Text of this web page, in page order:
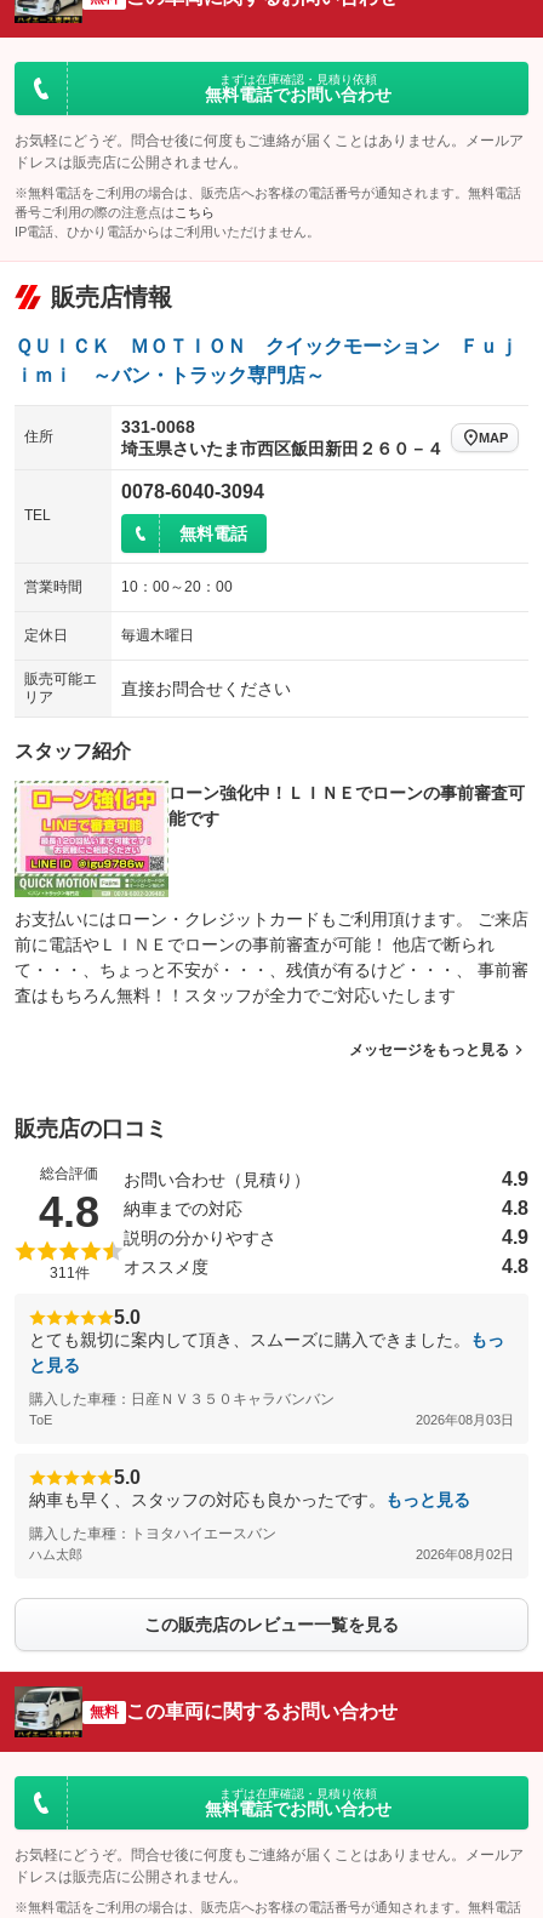
ダウンヒルアシストコントロール
パワーウィンドウ
：装備あり 盗難防止システム
：装備なし
：装備なし
USB入力端子
：装備なし
100V電源
：装備あり
：装備なし
レンタカーアップ
：装備なし
電動格納ミラー
：装備あり
：装備あり
革シート
：装備なし ハーフレザーシート
：装備あり
：装備あり ：装備あり
HID(キセノンライト)
バックカメラ
：装備あり
：装備あり ：装備あり
ローダウン
：装備なし
パワーシート
：装備なし 3列シート
：装備なし
ベンチシート フルフラットシート
チップアップシート
：装備なし
ウォークスルー
：装備なし
電動リアゲート
シートエアコン
サイドカメラ
：装備なし
エアサスペンション
：装備なし
まずは在庫確認・見積り依頼
無料電話でお問い合わせ
お気軽にどうぞ。問合せ後に何度もご連絡が届くことはありません。メールア
ドレスは販売店に公開されません。
※無料電話をご利用の場合は、販売店へお客様の電話番号が通知されます。無料電話
番号ご利用の際の注意点は こちら
IP電話、ひかり電話からはご利用いただけません。
販売店情報
ＱＵＩＣＫ ＭＯＴＩＯＮ クイックモーション Ｆｕｊ
ｉｍｉ ～バン・トラック専門店～
住所
331-0068
埼玉県さいたま市西区飯田新田２６０－４
MAP
TEL
0078-6040-3094
無料電話
営業時間 10：00～20：00
定休日 毎週木曜日
販売可能エ
リア
直接お問合せください
スタッフ紹介
ローン強化中！ＬＩＮＥでローンの事前審査可
能です
お支払いにはローン・クレジットカードもご利用頂けます。 ご来店
前に電話やＬＩＮＥでローンの事前審査が可能！ 他店で断られ
て・・・、ちょっと不安が・・・、残債が有るけど・・・、 事前審
査はもちろん無料！！スタッフが全力でご対応いたします
メッセージをもっと見る
販売店の口コミ
総合評価
4.8 （5点満点中）
311件
お問い合わせ（見積り） 4.9
納車までの対応 4.8
説明の分かりやすさ 4.9
オススメ度 4.8
5.0
とても親切に案内して頂き、スムーズに購入できました。
もっ
と見る
購入した車種：日産ＮＶ３５０キャラバンバン
ToE 2026年08月03日
5.0
納車も早く、スタッフの対応も良かったです。 もっと見る
購入した車種：トヨタハイエースバン
ハム太郎 2026年08月02日
この販売店のレビュー一覧を見る
無料 この車両に関するお問い合わせ
まずは在庫確認・見積り依頼
無料電話でお問い合わせ
お気軽にどうぞ。問合せ後に何度もご連絡が届くことはありません。メールア
ドレスは販売店に公開されません。
※無料電話をご利用の場合は、販売店へお客様の電話番号が通知されます。無料電話